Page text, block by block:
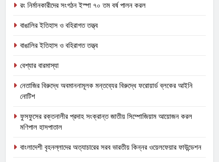
রং নির্মানকারীদের সংগঠন ইস্পা ৭০ তম বর্ষ পালন করল
বাঙালির ইতিহাস ও বহিরাগত তত্ত্ব
বাঙালির ইতিহাস ও বহিরাগত তত্ত্ব
বেশ্যার বারমাস্যা
নেতাজির বিরুদ্ধে অবমাননামূলক মন্তব্যের বিরুদ্ধে ফরোয়ার্ড ব্লকের আইনি
নোটিশ
ফুসফুসের রক্তনালীর প্রদাহ সংক্রান্ত জাতীয় সিম্পোজিয়াম আয়োজন করল
মণিপাল হাসপাতাল
বাংলাদেশী বৃহনল্লাদের অত্যাচারের সরব ভারতীয় কিন্নর ওয়েলফেয়ার ফাউন্ডেশন